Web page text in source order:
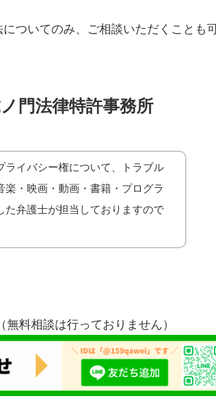
ついてのみ、ご相談いただくことも
門法律特許事務所
ライバシー権について、トラブル
・映画・動画・書籍・プログラ
た弁護士が担当しておりますので
料相談は行っておりません）